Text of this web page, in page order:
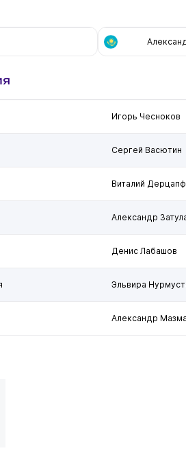
Игорь Чесноков
Сергей Васютин
Виталий Дерцапф
Александр
Денис Лабашов
Эльвира
Александр